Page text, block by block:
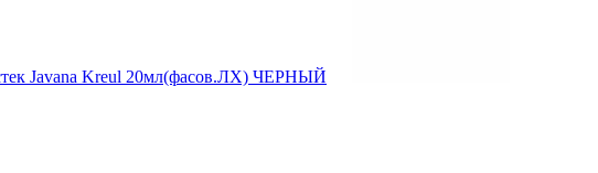
Javana Kreul 20мл(фасов.ЛХ) ЧЕРНЫЙ